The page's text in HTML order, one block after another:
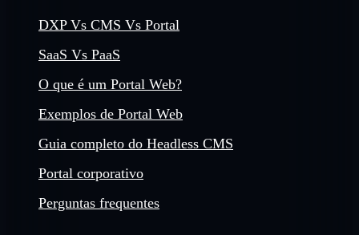
DXP Vs CMS Vs Portal
SaaS Vs PaaS
O que é um Portal Web?
Exemplos de Portal Web
Guia completo do Headless CMS
Portal corporativo
Perguntas frequentes